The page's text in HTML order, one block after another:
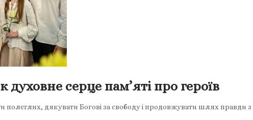
серце пам’яті про героїв
полеглих, дякувати Богові за свободу і продовжувати шлях правди з